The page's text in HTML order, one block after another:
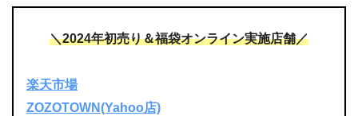
＼2024年初売り＆福袋オンライン実施店舗／
楽天市場
ZOZOTOWN(Yahoo店)